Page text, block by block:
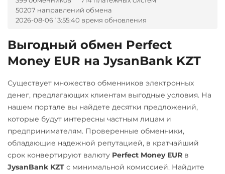
Litecoin (LTC)
NEAR Protocol
NEO
Notcoin (NOT)
OmiseGO (OMG)
ONDO
Ontology (ONT)
Optimism (OP)
PancakeSwap (CAKE)
Евразийский Банк KZT
Любой банк
RUB TRY PLN VND
МТС Банк RUB
Открытие RUB
ОТП Банк
UAH
Ощадбанк UAH
Почта Банк RUB
50207 направлений обмена
2026-08-06 13:55:40 время обновления
Выгодный обмен Perfect
Money EUR на JysanBank KZT
Существует множество обменников электронных
денег, предлагающих клиентам выгодные условия. На
нашем портале вы найдете десятки предложений,
которые будут интересны частным лицам и
предпринимателям. Проверенные обменники,
обладающие надежной репутацией, в кратчайший
срок конвертируют валюту Perfect Money EUR в
JysanBank KZT с минимальной комиссией. Найдите